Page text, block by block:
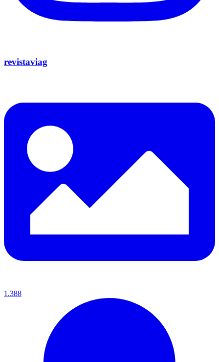
revistaviag
1.388